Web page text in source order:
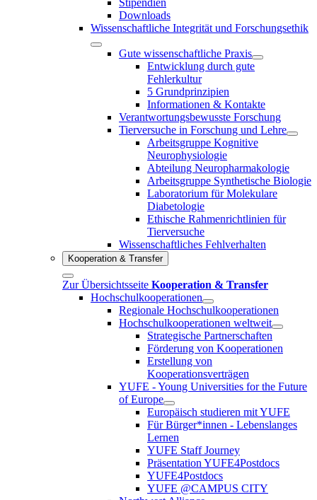
Downloads
Wissenschaftliche Integrität und Forschungsethik
Gute wissenschaftliche Praxis
Entwicklung durch gute
Fehlerkultur
5 Grundprinzipien
Informationen & Kontakte
Verantwortungsbewusste Forschung
Tierversuche in Forschung und Lehre
Arbeitsgruppe Kognitive
Neurophysiologie
Abteilung Neuropharmakologie
Arbeitsgruppe Synthetische Biologie
Laboratorium für Molekulare
Diabetologie
Ethische Rahmenrichtlinien für
Tierversuche
Wissenschaftliches Fehlverhalten
Kooperation & Transfer
Zur Übersichtsseite Kooperation & Transfer
Hochschulkooperationen
Regionale Hochschulkooperationen
Hochschulkooperationen weltweit
Strategische Partnerschaften
Förderung von Kooperationen
Erstellung von
Kooperationsverträgen
YUFE - Young Universities for the Future
of Europe
Europäisch studieren mit YUFE
Für Bürger*innen - Lebenslanges
Lernen
YUFE Staff Journey
Präsentation YUFE4Postdocs
YUFE4Postdocs
YUFE @CAMPUS CITY